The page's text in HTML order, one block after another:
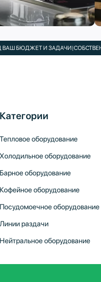
И ЗАДАЧИ|СОБСТВЕННЫЙ
Категории
Тепловое оборудование
Холодильное оборудование
Барное оборудование
Кофейное оборудование
Посудомоечное оборудование
Линии раздачи
Нейтральное оборудование